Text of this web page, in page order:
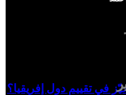
في تقييم دول إفريقيا؟